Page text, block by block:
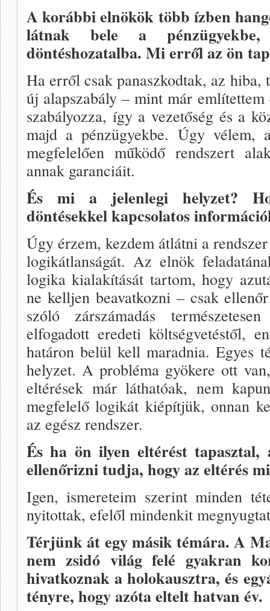
A korábbi elnökök több ízben
lát­nak bele a
döntéshozatalba. Mi erről az ön
Ha erről csak panaszkodtak, az
új alapsza­bály – mint már
szabályozza, így a ve­zetőség és a
majd a pénzügyekbe. Úgy vélem,
megfelelően működő rendszert
annak garanciáit.
És mi a jelenlegi helyzet?
döntésekkel kap­csolatos
Úgy érzem, kezdem átlátni a
logi­kátlanságát. Az elnök
logika kialakítását tartom, hogy
ne kelljen beavatkozni – csak
szóló zárszámadás
elfogadott eredeti költségve­téstől,
ha­táron belül kell maradnia. Egyes
helyzet. A problé­ma gyökere ott
eltérések már láthatóak, nem
megfe­lelő logikát kiépítjük, onnan
az egész rendszer.
És ha ön ilyen eltérést tapasztal,
ellenőriz­ni tudja, hogy az eltérés
Igen, ismereteim szerint minden
nyitottak, efelől mindenkit
Térjünk át egy másik témára. A
nem zsidó világ felé gyakran
hivatkoznak a holokausztra, és
tényre, hogy azóta eltelt hatvan év.